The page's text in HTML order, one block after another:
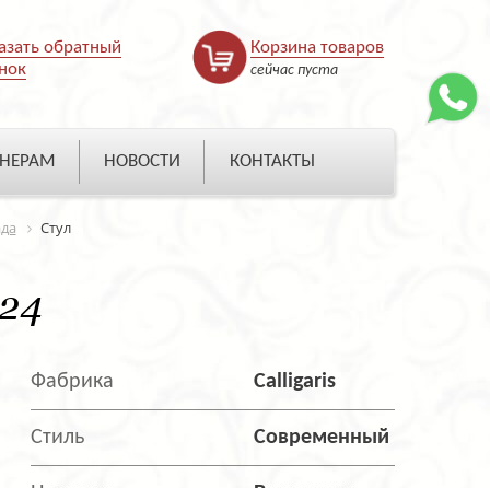
обратный
Корзина товаров
сейчас пуста
НОВОСТИ КОНТАКТЫ
Стул
Фабрика Calligaris
Стиль Современный